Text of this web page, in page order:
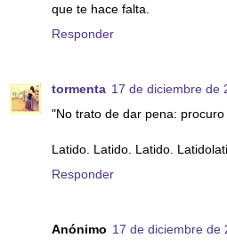
que te hace falta.
Responder
tormenta 17 de diciembre de
"No trato de dar pena: procuro
Latido. Latido. Latido.
Responder
Anónimo 17 de diciembre de